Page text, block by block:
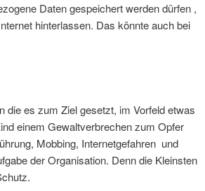
Daten gespeichert werden dürfen ,
hinterlassen. Das könnte auch bei
die es zum Ziel gesetzt, im Vorfeld etwas
einem Gewaltverbrechen zum Opfer
Mobbing, Internetgefahren und
der Organisation. Denn die Kleinsten